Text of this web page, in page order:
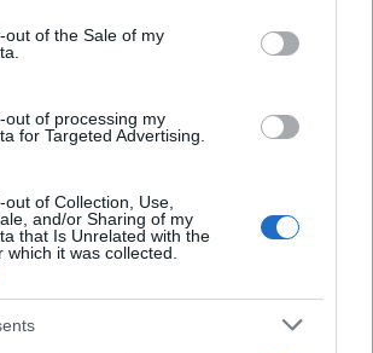
out of the Sale of my
out of processing my
for Targeted Advertising.
of Collection, Use,
and/or Sharing of my
that Is Unrelated with the
which it was collected.
del transalpino:
questa non è la settimana
sul cambiamento
davvero colpito dagli strumenti
nel corso degli ultimi anni.
con la disclosure che era
una fotografia dei rischi. Poi
gli stress test climatici, che
nella maggior parte delle
sono ancora perfetti, ma sei